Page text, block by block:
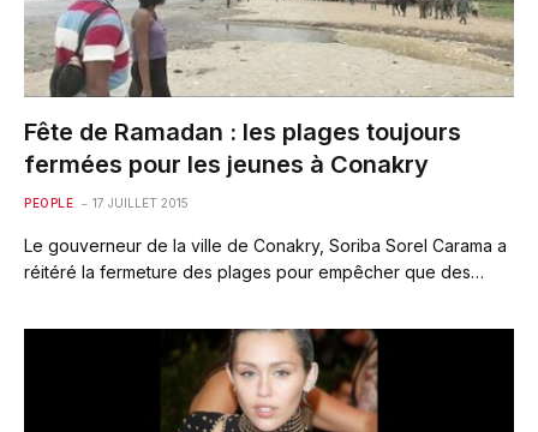
Fête de Ramadan : les plages toujours
fermées pour les jeunes à Conakry
PEOPLE 17 JUILLET 2015
Le gouverneur de la ville de Conakry, Soriba Sorel Carama a
réitéré la fermeture des plages pour empêcher que des…